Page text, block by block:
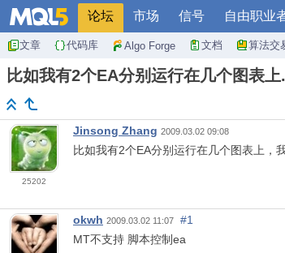
论坛 市场 信号 自由职业
文章 代码库 Algo Forge 文档 算法交
比如我有2个EA分别运行在几个图表上
25202
Jinsong Zhang 2009.03.02 09:08
比如我有2个EA分别运行在几个图表上，
okwh 2009.03.02 11:07
#1
MT不支持 脚本控制ea